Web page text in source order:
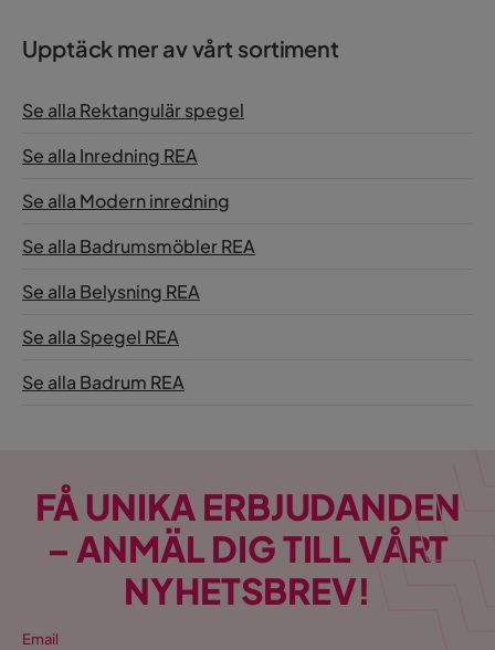
Upptäck mer av vårt sortiment
Se alla Rektangulär spegel
Se alla Inredning REA
Se alla Modern inredning
Se alla Badrumsmöbler REA
Se alla Belysning REA
Se alla Spegel REA
Se alla Badrum REA
FÅ UNIKA ERBJUDANDEN
– ANMÄL DIG TILL VÅRT
NYHETSBREV!
Email